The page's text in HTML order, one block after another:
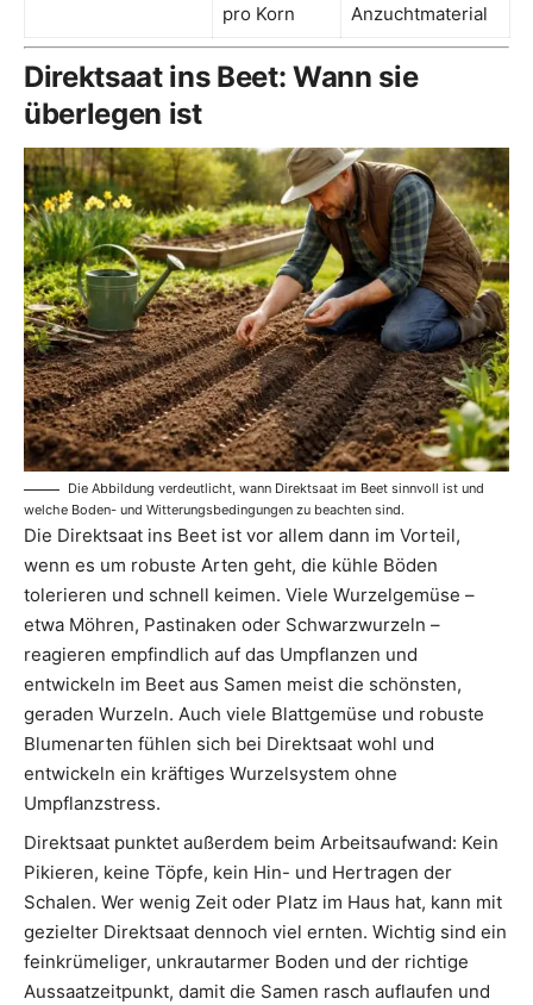
pro Korn
Anzuchtmaterial
Direktsaat ins Beet: Wann sie
überlegen ist
Die Abbildung verdeutlicht, wann Direktsaat im Beet sinnvoll ist und
welche Boden- und Witterungsbedingungen zu beachten sind.
Die Direktsaat ins Beet ist vor allem dann im Vorteil,
wenn es um robuste Arten geht, die kühle Böden
tolerieren und schnell keimen. Viele Wurzelgemüse –
etwa Möhren, Pastinaken oder Schwarzwurzeln –
reagieren empfindlich auf das Umpflanzen und
entwickeln im Beet aus Samen meist die schönsten,
geraden Wurzeln. Auch viele Blattgemüse und robuste
Blumenarten fühlen sich bei Direktsaat wohl und
entwickeln ein kräftiges Wurzelsystem ohne
Umpflanzstress.
Direktsaat punktet außerdem beim Arbeitsaufwand: Kein
Pikieren, keine Töpfe, kein Hin- und Hertragen der
Schalen. Wer wenig Zeit oder Platz im Haus hat, kann mit
gezielter Direktsaat dennoch viel ernten. Wichtig sind ein
feinkrümeliger, unkrautarmer Boden und der richtige
Aussaatzeitpunkt, damit die Samen rasch auflaufen und